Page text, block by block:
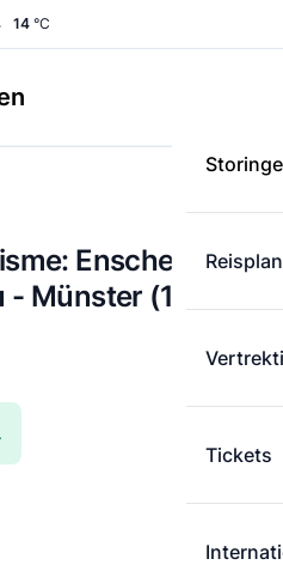
14 °C
Tickets
Enschede -
- Münster (10 mei)